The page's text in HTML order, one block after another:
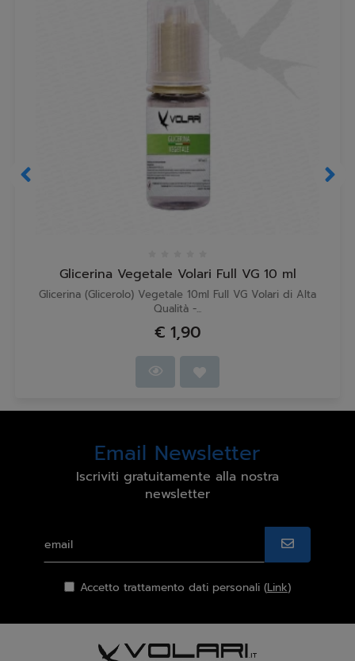
Glicerina Vegetale Volari Full VG 10 ml
Glicerina (Glicerolo) Vegetale 10ml Full VG Volari di Alta
Qualità -...
€ 1,90
Email Newsletter
Iscriviti gratuitamente alla nostra
newsletter
Accetto trattamento dati personali (Link)